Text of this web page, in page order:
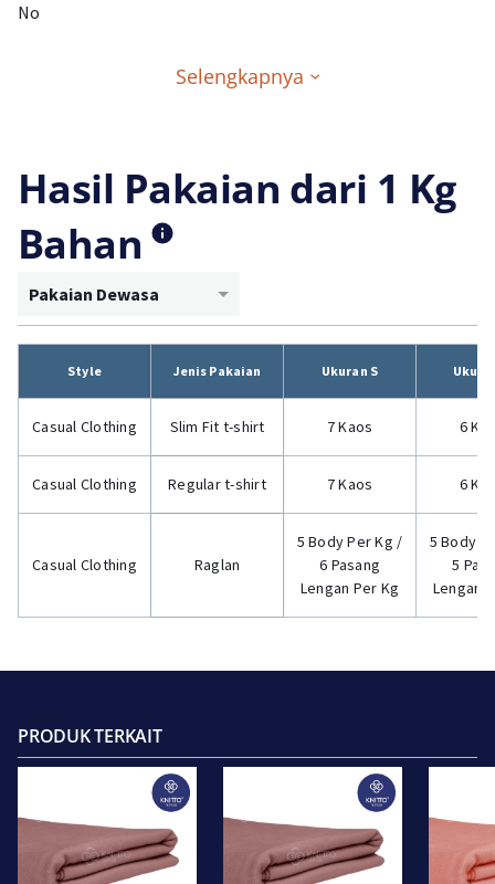
No
Selengkapnya
Hasil Pakaian dari 1 Kg
Bahan
Pakaian Dewasa
Style Jenis Pakaian Ukuran S
Casual Clothing Slim Fit t-shirt 7 Kaos 6
Casual Clothing Regular t-shirt 7 Kaos 6
Casual Clothing Raglan
5 Body Per Kg /
6 Pasang
Lengan Per Kg
5 Body
5
Lengan
PRODUK TERKAIT